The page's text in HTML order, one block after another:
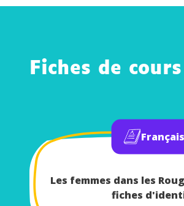
Fiches de
Français
Les femmes dans les
fiches